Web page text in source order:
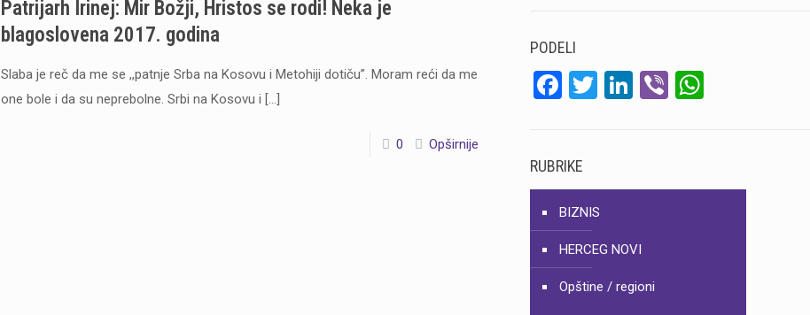
Patrijarh Irinej: Mir Božji, Hristos se rodi! Neka je
blagoslovena 2017. godina
Slaba je reč da me se ,,patnje Srba na Kosovu i Metohiji dotiču”. Moram reći da me
one bole i da su neprebolne. Srbi na Kosovu i […]
0 Opširnije
PODELI
Facebook
Twitter
LinkedIn
Viber
RUBRIKE
BIZNIS
HERCEG NOVI
Opštine / regioni